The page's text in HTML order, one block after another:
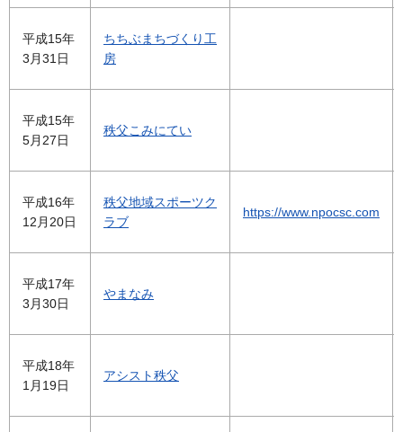
平成15年
3月31日
ちちぶまちづくり工
房
平成15年
5月27日
秩父こみにてい
平成16年
12月20日
秩父地域スポーツク
ラブ
https://www.npocsc.com
平成17年
3月30日
やまなみ
平成18年
1月19日
アシスト秩父